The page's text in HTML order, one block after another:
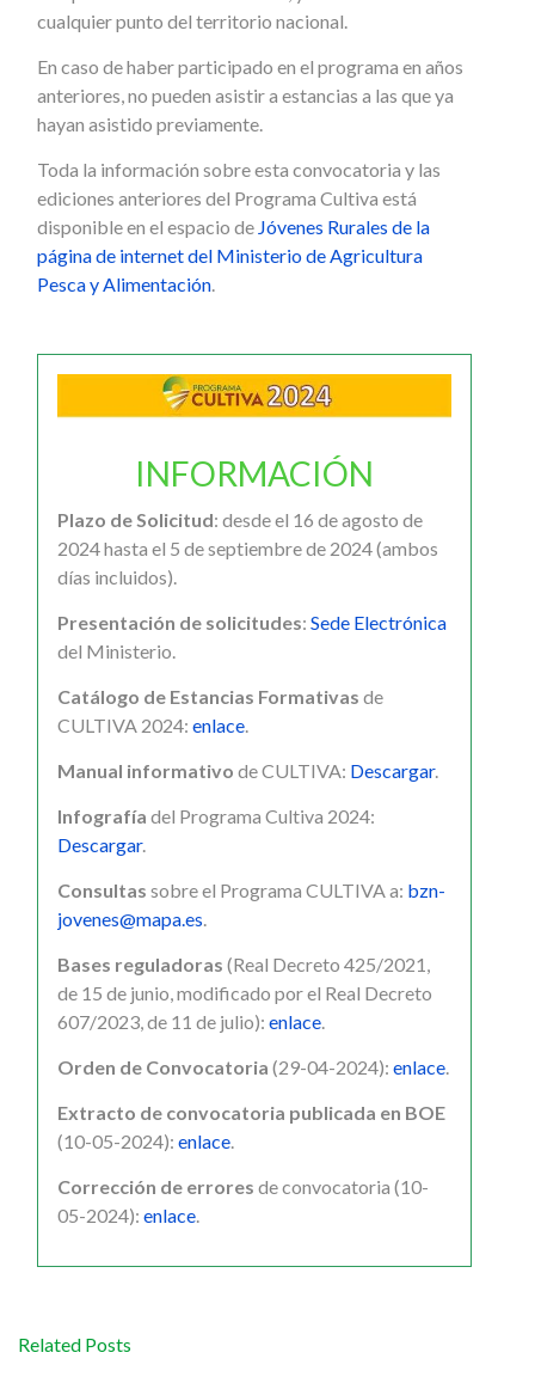
cualquier punto del territorio nacional.
En caso de haber participado en el programa en años
anteriores, no pueden asistir a estancias a las que ya
hayan asistido previamente.
Toda la información sobre esta convocatoria y las
ediciones anteriores del Programa Cultiva está
disponible en el espacio de Jóvenes Rurales de la
página de internet del Ministerio de Agricultura
Pesca y Alimentación.
INFORMACIÓN
Plazo de Solicitud: desde el 16 de agosto de
2024 hasta el 5 de septiembre de 2024 (ambos
días incluidos).
Presentación de solicitudes: Sede Electrónica
del Ministerio.
Catálogo de Estancias Formativas de
CULTIVA 2024: enlace
Manual informativo de CULTIVA: Descargar.
Infografía del Programa Cultiva 2024:
Descargar.
Consultas sobre el Programa CULTIVA a: bzn-
jovenes@mapa.es
Bases reguladoras (Real Decreto 425/2021,
de 15 de junio, modificado por el Real Decreto
607/2023, de 11 de julio): enlace
Orden de Convocatoria (29-04-2024): enlace
Extracto de convocatoria publicada en BOE
(10-05-2024): enlace
Corrección de errores de convocatoria (10-
05-2024): enlace
Related Posts